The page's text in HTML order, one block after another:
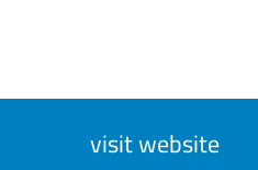
visit website